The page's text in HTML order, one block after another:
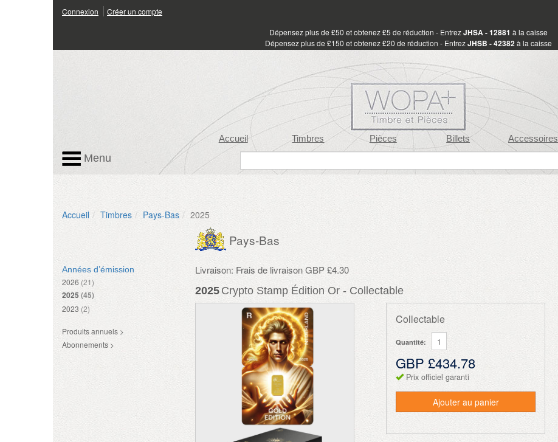
Connexion Créer un compte
Dépensez plus de £50 et obtenez £5 de réduction - EntrezJHSA - 12881 à la caisse
Dépensez plus de £150 et obtenez £20 de réduction - EntrezJHSB - 42382à la caisse
Accueil Timbres Pièces Billets Accessoires
Menu
Accueil Timbres Pays-Bas 2025
Années d’émission
2026 (21)
2025 (45)
2023 (2)
Produits annuels >
Abonnements >
Pays-Bas
Livraison: Frais de livraison GBP £4.30
2025 Crypto Stamp Édition Or - Collectable
Collectable
Quantité:
GBP £434.78
Prix officiel garanti
Ajouter au panier